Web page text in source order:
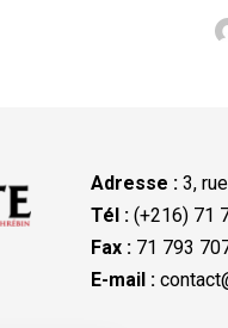
Adresse : 3,
Tél :(+216) 71
Fax :71 793
E-mail :